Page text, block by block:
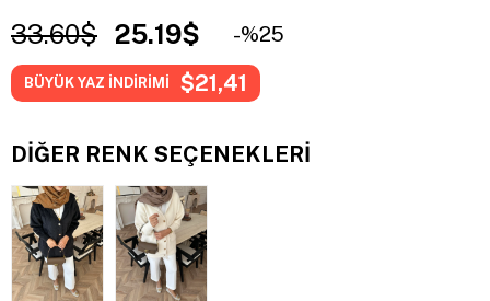
33.60$ 25.19$ 25
BÜYÜK YAZ İNDİRİMİ $21,41
DIĞER RENK SEÇENEKLERI